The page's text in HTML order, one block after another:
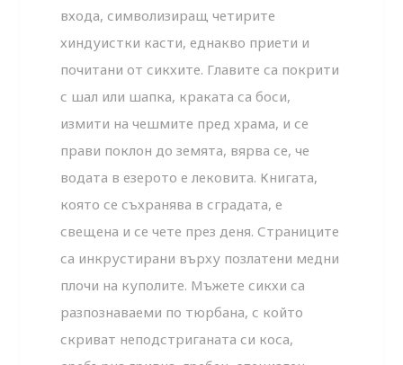
входа, символизиращ четирите
хиндуистки касти, еднакво приети и
почитани от сикхите. Главите са покрити
с шал или шапка, краката са боси,
измити на чешмите пред храма, и се
прави поклон до земята, вярва се, че
водата в езерото е лековита. Книгата,
която се съхранява в сградата, е
свещена и се чете през деня. Страниците
са инкрустирани върху позлатени медни
плочи на куполите. Мъжете сикхи са
разпознаваеми по тюрбана, с който
скриват неподстриганата си коса,